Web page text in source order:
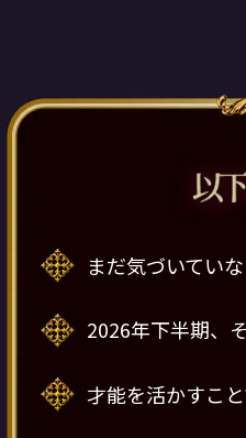
まだ気づいてい
2026年下半期、
才能を活かすこ